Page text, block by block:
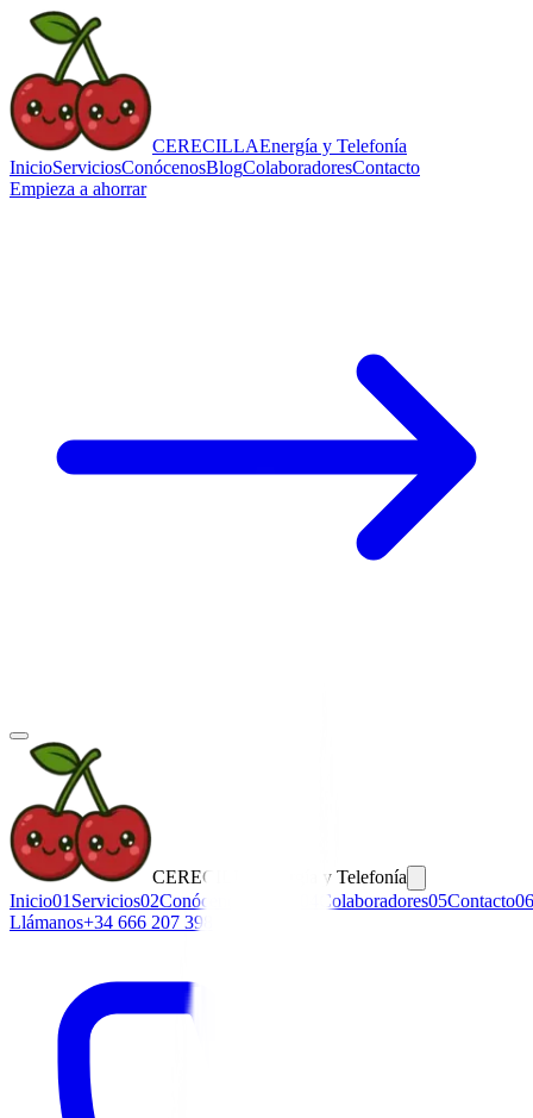
CERECILLAEnergía y Telefonía
InicioServiciosConócenosBlogColaboradoresContacto
Empieza a ahorrar
CERECILLA
Energía y Telefonía
Inicio01 Servicios02Conócenos Colaboradores05Contacto06
Llámanos+34 666 207 398